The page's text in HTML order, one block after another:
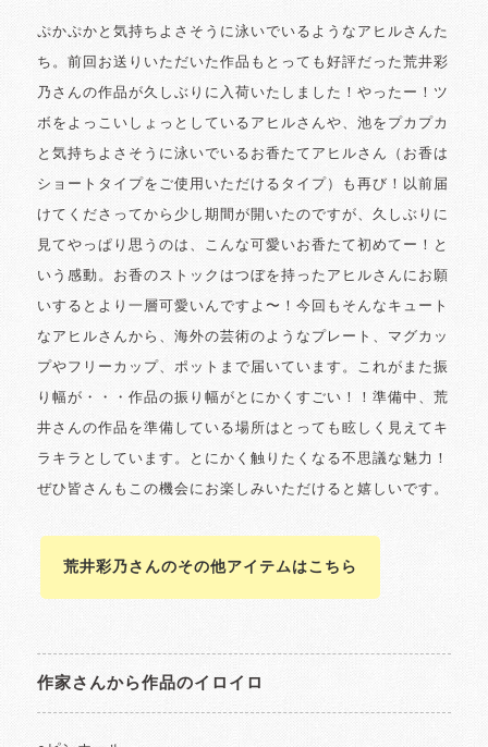
ぷかぷかと気持ちよさそうに泳いでいるようなアヒルさんた
ち。前回お送りいただいた作品もとっても好評だった荒井彩
乃さんの作品が久しぶりに入荷いたしました！やったー！ツ
ボをよっこいしょっとしているアヒルさんや、池をプカプカ
と気持ちよさそうに泳いでいるお香たてアヒルさん（お香は
ショートタイプをご使用いただけるタイプ）も再び！以前届
けてくださってから少し期間が開いたのですが、久しぶりに
見てやっぱり思うのは、こんな可愛いお香たて初めてー！と
いう感動。お香のストックはつぼを持ったアヒルさんにお願
いするとより一層可愛いんですよ〜！今回もそんなキュート
なアヒルさんから、海外の芸術のようなプレート、マグカッ
プやフリーカップ、ポットまで届いています。これがまた振
り幅が・・・作品の振り幅がとにかくすごい！！準備中、荒
井さんの作品を準備している場所はとっても眩しく見えてキ
ラキラとしています。とにかく触りたくなる不思議な魅力！
ぜひ皆さんもこの機会にお楽しみいただけると嬉しいです。
荒井彩乃さんのその他アイテムはこちら
作家さんから作品のイロイロ